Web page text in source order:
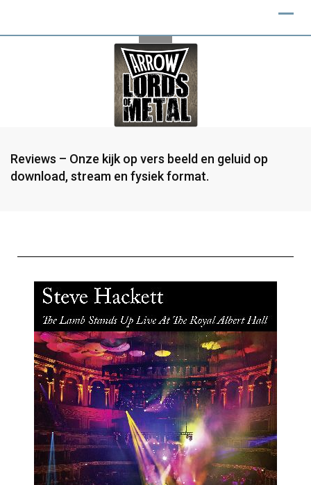
Reviews – Onze kijk op vers beeld en geluid op
download, stream en fysiek format.